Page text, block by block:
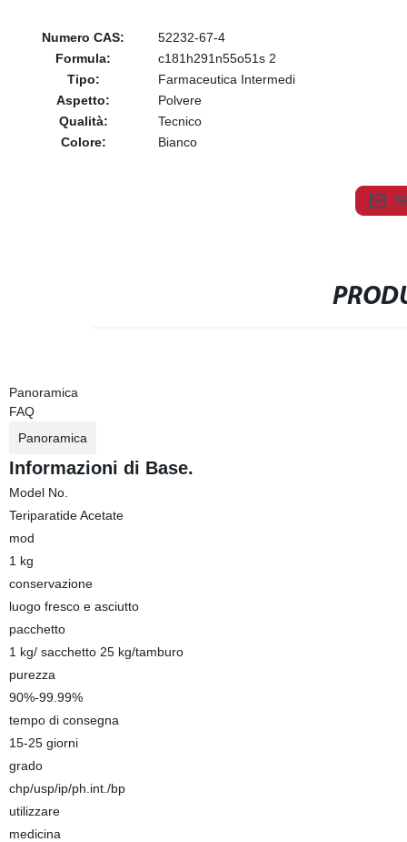
Numero CAS:
52232-67-4
Formula:
c181h291n55o51s 2
Tipo:
Farmaceutica Intermedi
Aspetto:
Polvere
Qualità:
Tecnico
Colore:
Bianco
Panoramica
FAQ
Panoramica
Informazioni di Base.
Model No.
Teriparatide Acetate
mod
1 kg
conservazione
luogo fresco e asciutto
pacchetto
1 kg/ sacchetto 25 kg/tamburo
purezza
90%-99.99%
tempo di consegna
15-25 giorni
grado
chp/usp/ip/ph.int./bp
utilizzare
medicina